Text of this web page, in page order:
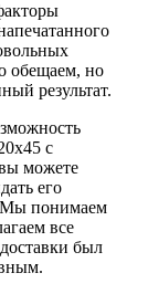
обещаем, но
результат.
с
вы можете
его
Мы понимаем
все
был